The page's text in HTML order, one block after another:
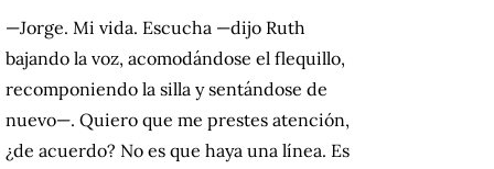
—Jorge. Mi vida. Escucha —dijo Ruth
bajando la voz, acomodándose el flequillo,
recomponiendo la silla y sentándose de
nuevo—. Quiero que me prestes atención,
¿de acuerdo? No es que haya una línea. Es